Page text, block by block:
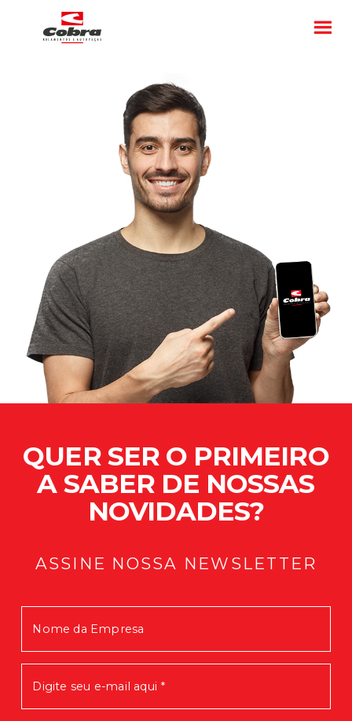
QUER SER O PRIMEIRO
A SABER DE NOSSAS
NOVIDADES?
ASSINE NOSSA NEWSLETTER
Mensagem enviada com Sucesso!
Em breve você receberá nossas
novidades.